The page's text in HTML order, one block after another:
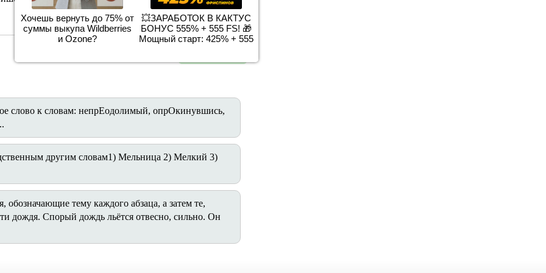
Хочешь вернуть до 75% от
суммы выкупа Wildberries
и Ozone?
💥ЗАРАБОТОК В КАКТУС
БОНУС 555% + 555 FS! 🎁
Мощный старт: 425% + 555
слово к словам: непрЕодолимый, опрОкинувшись,
другим словам1) Мельница 2) Мелкий 3)
обозначающие тему каждого абзаца, а затем те,
дождя. Спорый дождь льётся отвесно, сильно. Он